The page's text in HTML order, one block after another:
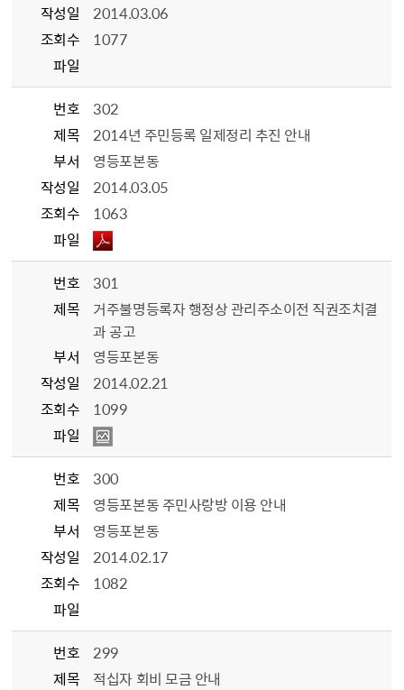
작성일
2014.03.06
조회수
1077
파일
번호
302
제목
2014년 주민등록 일제정리 추진 안내
부서
영등포본동
작성일
2014.03.05
조회수
1063
파일
번호
301
제목
거주불명등록자 행정상 관리주소이전 직권조치결
과 공고
부서
영등포본동
작성일
2014.02.21
조회수
1099
파일
번호
300
제목
영등포본동 주민사랑방 이용 안내
부서
영등포본동
작성일
2014.02.17
조회수
1082
파일
번호
299
제목
적십자 회비 모금 안내